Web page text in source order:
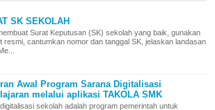
SK SEKOLAH
Surat Keputusan (SK) sekolah yang baik, gunakan
resmi, cantumkan nomor dan tanggal SK, jelaskan landasan
Awal Program Sarana Digitalisasi
melalui aplikasi TAKOLA SMK
sekolah adalah program pemerintah untuk